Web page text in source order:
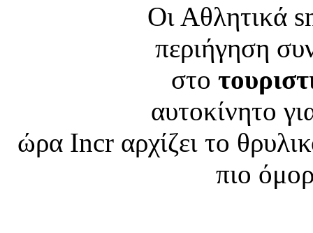
Οι Αθλητικά
περιήγηση
στο
αυτοκίνητο
ώρα Incr αρχίζει το
πιο